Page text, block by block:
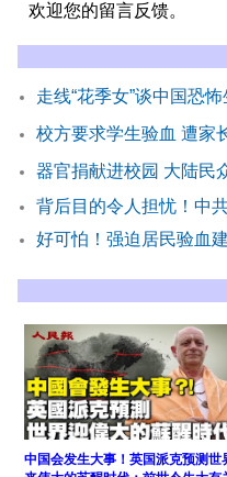
欢迎您的留言反馈。
走线“花季女”谈中国恐
校方要求学生验血 遭家
器官捐献进校园 大陆民
背后目的令人担忧！中
好可怕！强迫居民验血
中国会发生大事！英国派克预测世